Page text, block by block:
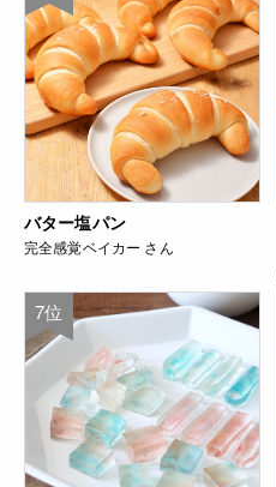
バター塩パン
完全感覚ベイカー さん
7位